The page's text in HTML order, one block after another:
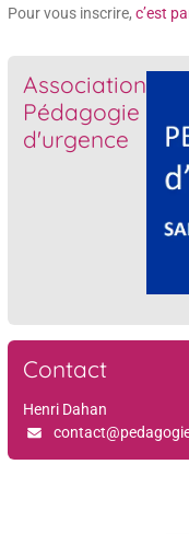
Association
Pédagogie
d'urgence
Contact
Henri Dahan
Pour vous inscrire, c’est